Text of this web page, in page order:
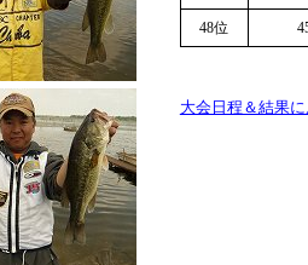
48位
大会日程＆結果